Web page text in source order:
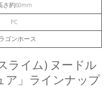
さ約80mm
PC
ゴンホース
ライム) ヌードル
ア」ラインナップ